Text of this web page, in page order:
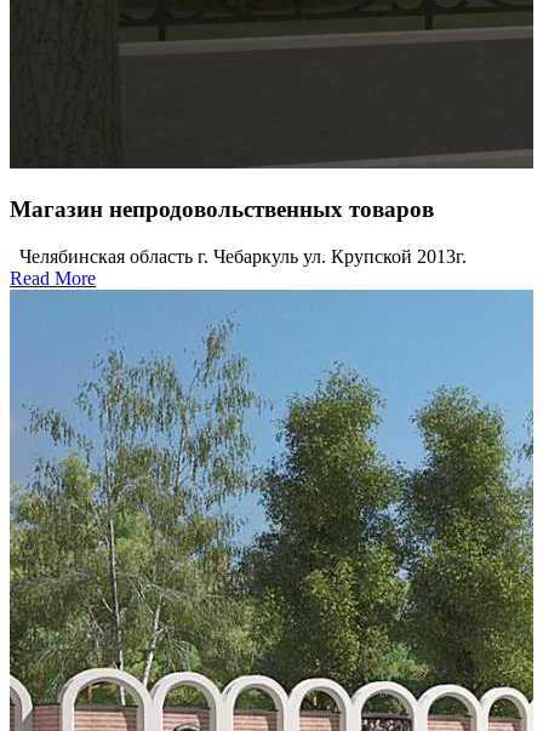
Магазин непродовольственных товаров
Челябинская область г. Чебаркуль ул. Крупской 2013г.
Read More